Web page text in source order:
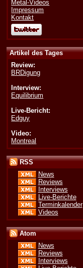
Metal-Videos
Impressum
Kontakt
Artikel des Tages
Review:
BRDigung
Interview:
Equilibrium
Live-Bericht:
Edguy
Video:
Montreal
RSS
News
Reviews
Interviews
Live-Berichte
Terminkalender
Videos
Atom
News
Reviews
Interviews